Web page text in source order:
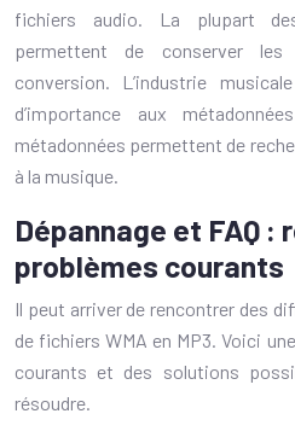
fichiers audio. La plupart
permettent de conserver
conversion. L’industrie
d’importance aux
métadonnées permettent de
à la musique.
Dépannage et FAQ :
problèmes courants
Il peut arriver de rencontrer des
de fichiers WMA en MP3. Voici
courants et des solutions
résoudre.